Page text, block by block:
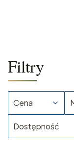
Filtry
Cena
Dostępność